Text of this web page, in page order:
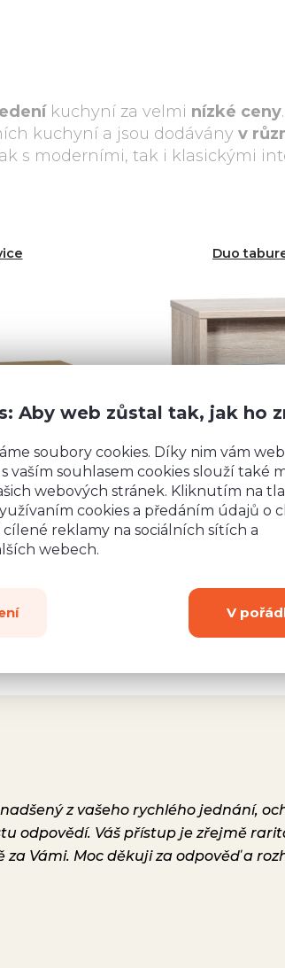
kuchyní za velmi nízké ceny
kuchyní a jsou dodávány v
s moderními, tak i klasickými
Detail
Duo
611 Kč
z vašeho rychlého jednání,
odpovědí. Váš přístup je zřejmě
za Vámi. Moc děkuji za odpověď a
Aby web zůstal tak, jak ho
soubory cookies. Díky nim vám web
vaším souhlasem cookies slouží také
webových stránek. Kliknutím na
cookies a předáním údajů o
reklamy na sociálních sítích a
webech.
V